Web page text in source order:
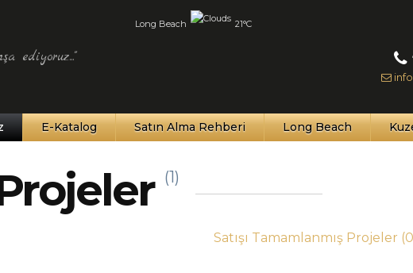
ediyoruz..."
Long Beach 21°C
E-Katalog Satın Alma Rehberi Long Beach
(1)
Satışı Tamamlanmış Projeler